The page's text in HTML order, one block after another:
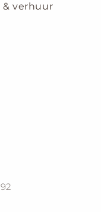
& verhuur